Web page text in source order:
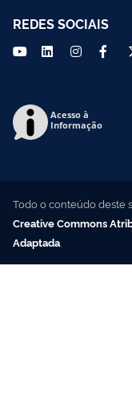
REDES SOCIAIS
Acesso à
Informação
Todo o conteúdo deste
Creative Commons
Adaptada